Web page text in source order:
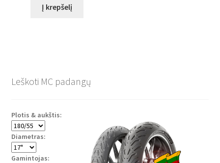
Į krepšelį
Leškoti MC padangų
Plotis & aukštis:
Diametras:
Gamintojas: